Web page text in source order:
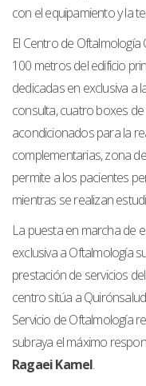
con el equipamiento y la
El Centro de
100 metros del edificio
dedicadas en exclusiva a
consulta, cuatro boxes
acondicionados para la
complementarias, zona
permite a los pacientes
mientras se realizan
La puesta en marcha de
exclusiva a Oftalmología
prestación de servicios
centro sitúa a
Servicio de Oftalmología
subraya el máximo
Ragaei Kamel.